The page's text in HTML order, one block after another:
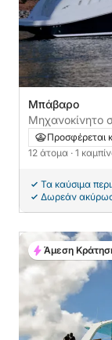
Μπάβαρο
Προσφέρεται
12 άτομα · 1
Τα καύσιμα
Δωρεάν
Άμεση